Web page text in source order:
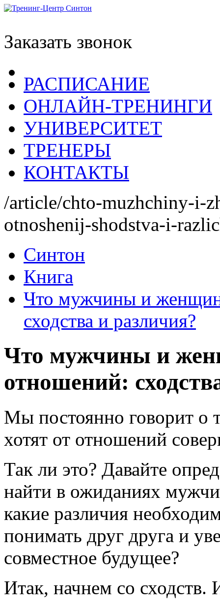
Заказать звонок
РАСПИСАНИЕ
ОНЛАЙН-ТРЕНИНГИ
УНИВЕРСИТЕТ
ТРЕНЕРЫ
КОНТАКТЫ
/article/chto-muzhchiny-i-
otnoshenij-shodstva-i-
Синтон
Книга
Что мужчины и
сходства и различия?
Что мужчины и
отношений:
Мы постоянно говорит
хотят от отношений
Так ли это? Давайте
найти в ожиданиях
какие различия
понимать друг друга и
совместное будущее?
Итак, начнем со